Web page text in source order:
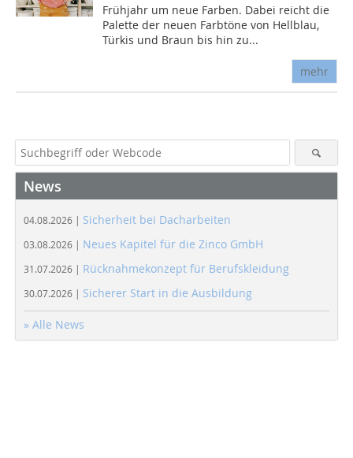
Frühjahr um neue Farben. Dabei reicht die
Palette der neuen Farbtöne von Hellblau,
Türkis und Braun bis hin zu...
mehr
News
04.08.2026 | Sicherheit bei Dacharbeiten
03.08.2026 | Neues Kapitel für die Zinco GmbH
31.07.2026 | Rücknahmekonzept für Berufskleidung
30.07.2026 | Sicherer Start in die Ausbildung
» Alle News